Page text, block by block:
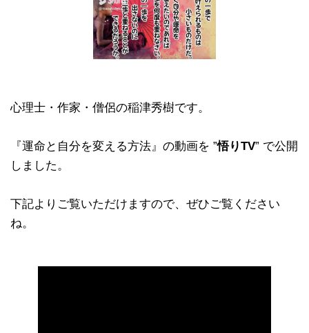
心理士・作家・僧侶の稲津秀樹です。
『運命と自分を変える方法』の動画を ”悟りTV” で公開
しました。
下記よりご覧いただけますので、ぜひご覧ください
ね。